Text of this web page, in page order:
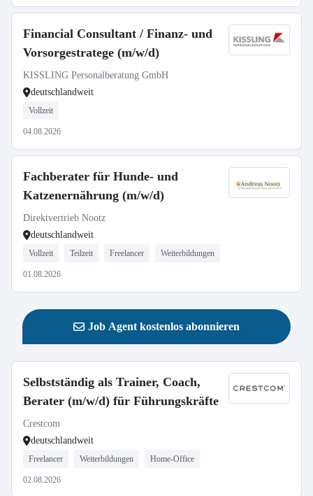
Financial Consultant / Finanz- und
Vorsorgestratege (m/w/d)
KISSLING Personalberatung GmbH
deutschlandweit
Vollzeit
04.08.2026
Fachberater für Hunde- und
Katzenernährung (m/w/d)
Direktvertrieb Nootz
deutschlandweit
Vollzeit Teilzeit Freelancer Weiterbildungen
01.08.2026
Job Agent kostenlos abonnieren
Selbstständig als Trainer, Coach,
Berater (m/w/d) für Führungskräfte
Crestcom
deutschlandweit
Freelancer Weiterbildungen Home-Office
02.08.2026